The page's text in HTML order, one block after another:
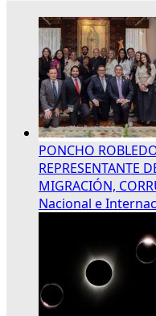
PONCHO
REPRESENTANTE
MIGRACIÓN,
Nacional e